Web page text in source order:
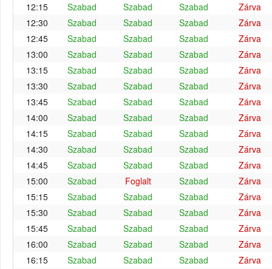
12:15
Szabad Szabad Szabad
Zárva
12:30
Szabad Szabad Szabad
Zárva
12:45
Szabad Szabad Szabad
Zárva
13:00
Szabad Szabad Szabad
Zárva
13:15
Szabad Szabad Szabad
Zárva
13:30
Szabad Szabad Szabad
Zárva
13:45
Szabad Szabad Szabad
Zárva
14:00
Szabad Szabad Szabad
Zárva
14:15
Szabad Szabad Szabad
Zárva
14:30
Szabad Szabad Szabad
Zárva
14:45
Szabad Szabad Szabad
Zárva
15:00
Szabad Foglalt Szabad
Zárva
15:15
Szabad Szabad Szabad
Zárva
15:30
Szabad Szabad Szabad
Zárva
15:45
Szabad Szabad Szabad
Zárva
16:00
Szabad Szabad Szabad
Zárva
16:15
Szabad Szabad Szabad Zárva